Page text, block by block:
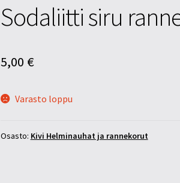
Sodaliitti siru
5,00 €
Varasto loppu
Osasto: Kivi Helminauhat ja rannekorut